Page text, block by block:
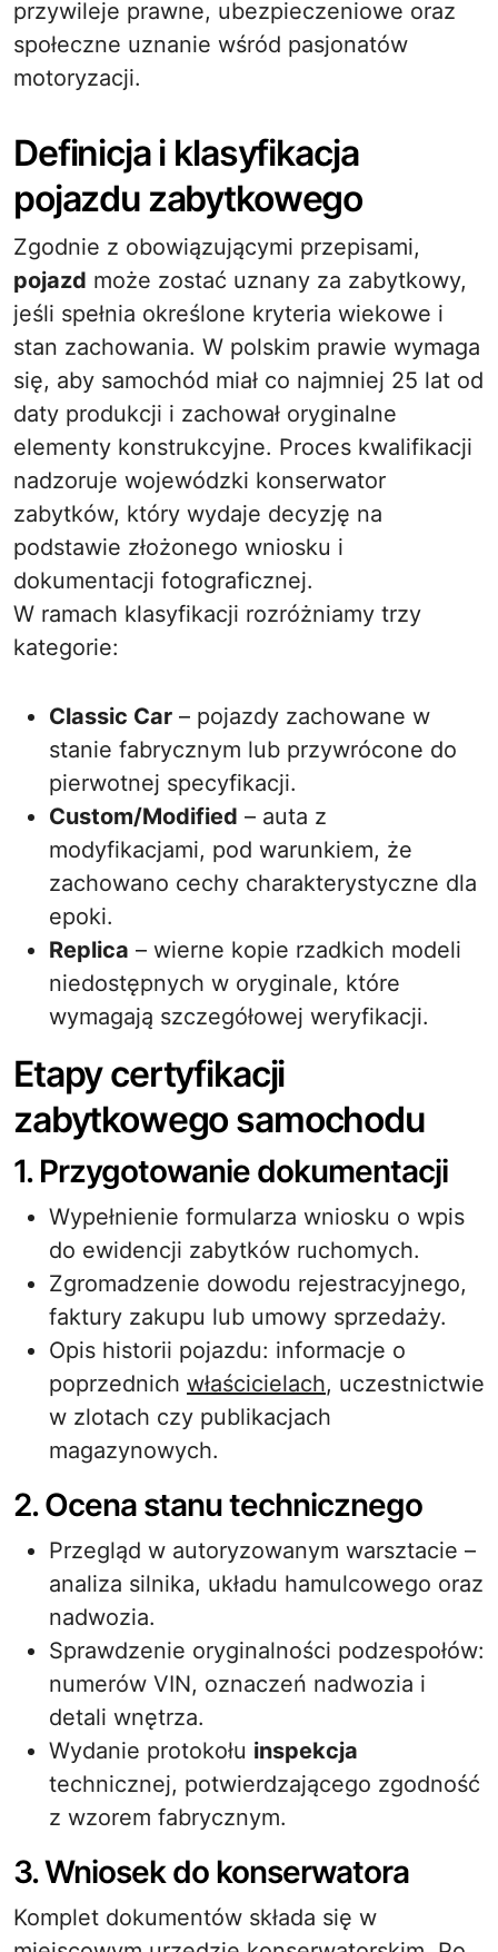
przywileje prawne, ubezpieczeniowe oraz
społeczne uznanie wśród pasjonatów
motoryzacji.
Definicja i klasyfikacja
pojazdu zabytkowego
Zgodnie z obowiązującymi przepisami,
pojazd może zostać uznany za zabytkowy,
jeśli spełnia określone kryteria wiekowe i
stan zachowania. W polskim prawie wymaga
się, aby samochód miał co najmniej 25 lat od
daty produkcji i zachował oryginalne
elementy konstrukcyjne. Proces kwalifikacji
nadzoruje wojewódzki konserwator
zabytków, który wydaje decyzję na
podstawie złożonego wniosku i
dokumentacji fotograficznej.
W ramach klasyfikacji rozróżniamy trzy
kategorie:
Classic Car – pojazdy zachowane w
stanie fabrycznym lub przywrócone do
pierwotnej specyfikacji.
Custom/Modified – auta z
modyfikacjami, pod warunkiem, że
zachowano cechy charakterystyczne dla
epoki.
Replica – wierne kopie rzadkich modeli
niedostępnych w oryginale, które
wymagają szczegółowej weryfikacji.
Etapy certyfikacji
zabytkowego samochodu
1. Przygotowanie dokumentacji
Wypełnienie formularza wniosku o wpis
do ewidencji zabytków ruchomych.
Zgromadzenie dowodu rejestracyjnego,
faktury zakupu lub umowy sprzedaży.
Opis historii pojazdu: informacje o
poprzednich właścicielach, uczestnictwie
w zlotach czy publikacjach
magazynowych.
2. Ocena stanu technicznego
Przegląd w autoryzowanym warsztacie –
analiza silnika, układu hamulcowego oraz
nadwozia.
Sprawdzenie oryginalności podzespołów:
numerów VIN, oznaczeń nadwozia i
detali wnętrza.
Wydanie protokołu inspekcja
technicznej, potwierdzającego zgodność
z wzorem fabrycznym.
3. Wniosek do konserwatora
Komplet dokumentów składa się w